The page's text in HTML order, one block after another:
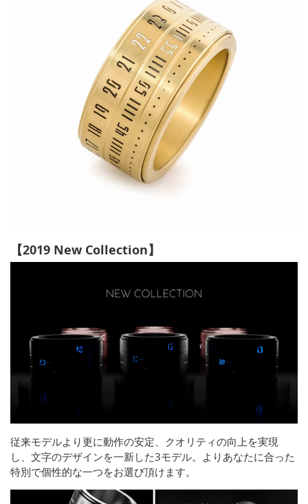
【2019 New Collection】
従来モデルより更に動作の安定、クオリティの向上を実現
し、文字のデザインを一新した3モデル。よりあなたに合った
特別で個性的な一つをお選び頂けます。